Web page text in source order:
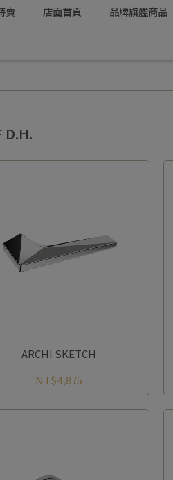
賣 店面首頁 品牌旗艦商品
D.H.
ARCHI SKETCH
NT$4,875